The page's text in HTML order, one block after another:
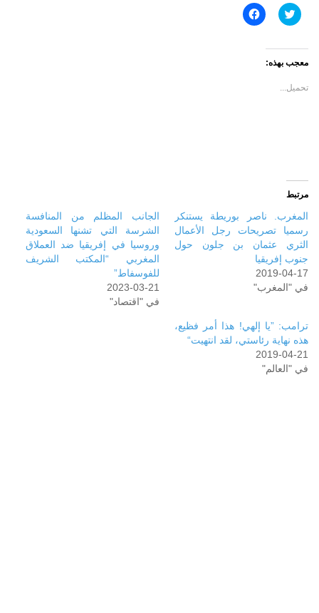
اضغط
للمشاركة
(فتح
في
نافذة
انقر
للمشاركة
معجب بهذه:
تحميل...
مرتبط
المغرب. ناصر بوريطة يستنكر
رسميا تصريحات رجل الأعمال
الثري عثمان بن جلون حول
جنوب إفريقيا
2019-04-17
في "المغرب"
الجانب المظلم من المنافسة
الشرسة التي تشنها السعودية
وروسيا في إفريقيا ضد العملاق
المغربي “المكتب الشريف
للفوسفاط”
2023-03-21
في "اقتصاد"
ترامب: ”يا إلهي! هذا أمر فظيع،
هذه نهاية رئاستي، لقد انتهيت“
2019-04-21
في "العالم"